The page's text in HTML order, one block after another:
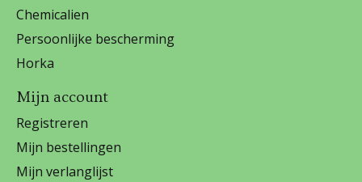
Chemicalien
Persoonlijke bescherming
Horka
Mijn account
Registreren
Mijn bestellingen
Mijn verlanglijst